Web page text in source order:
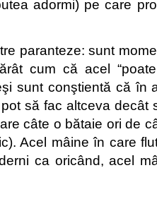
adormi) pe care
paranteze: sunt
cum că acel
sunt conştientă că în
să fac altceva
câte o bătaie ori de
Acel mâine în care
ca oricând, acel